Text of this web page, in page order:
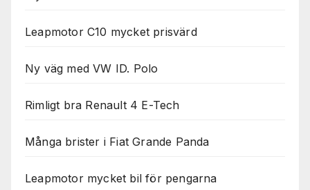
Leapmotor C10 mycket prisvärd
Ny väg med VW ID. Polo
Rimligt bra Renault 4 E-Tech
Många brister i Fiat Grande Panda
Leapmotor mycket bil för pengarna